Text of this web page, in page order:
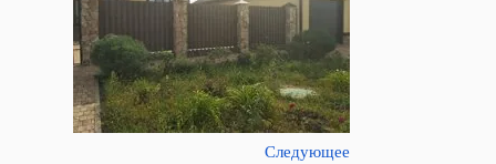
Следующее